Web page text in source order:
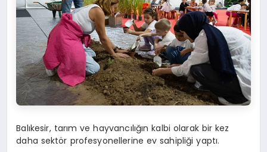
Balıkesir, tarım ve hayvancılığın kalbi olarak bir kez
daha sektör profesyonellerine ev sahipliği yaptı.